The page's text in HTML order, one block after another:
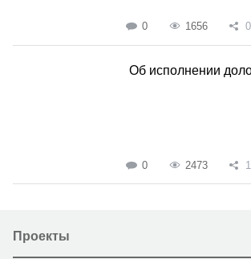
0 1656 0
Об исполнении
0 2473 1
Проекты